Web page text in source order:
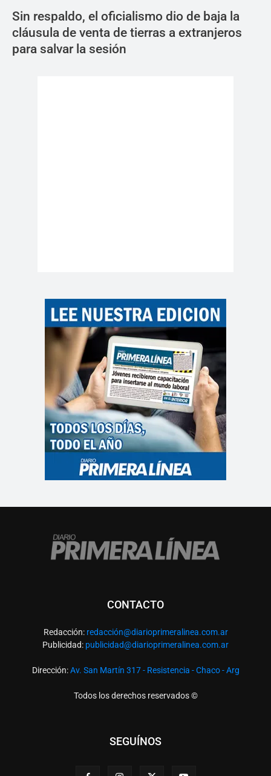
Sin respaldo, el oficialismo dio de baja la
cláusula de venta de tierras a extranjeros
para salvar la sesión
CONTACTO
Redacción: redacción@diarioprimeralinea.com.ar
Publicidad: publicidad@diarioprimeralinea.com.ar
Dirección:Av. San Martín 317 - Resistencia - Chaco - Arg
Todos los derechos reservados ©
SEGUÍNOS